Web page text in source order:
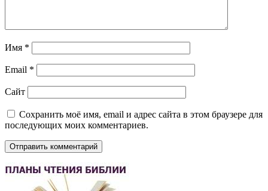
Имя *
Email *
Сайт
Сохранить моё имя, email и адрес сайта в этом браузере для
последующих моих комментариев.